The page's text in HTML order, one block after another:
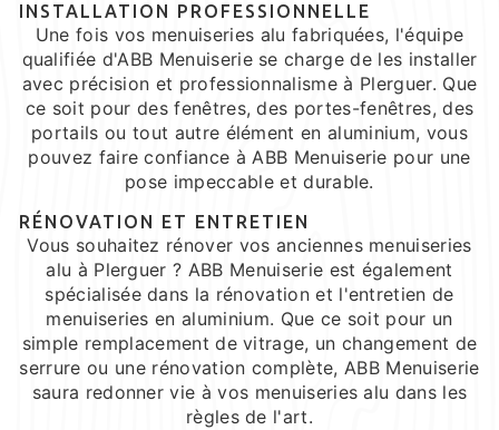
INSTALLATION PROFESSIONNELLE
Une fois vos menuiseries alu fabriquées, l'équipe
qualifiée d'ABB Menuiserie se charge de les installer
avec précision et professionnalisme à Plerguer. Que
ce soit pour des fenêtres, des portes-fenêtres, des
portails ou tout autre élément en aluminium, vous
pouvez faire confiance à ABB Menuiserie pour une
pose impeccable et durable.
RÉNOVATION ET ENTRETIEN
Vous souhaitez rénover vos anciennes menuiseries
alu à Plerguer ? ABB Menuiserie est également
spécialisée dans la rénovation et l'entretien de
menuiseries en aluminium. Que ce soit pour un
simple remplacement de vitrage, un changement de
serrure ou une rénovation complète, ABB Menuiserie
saura redonner vie à vos menuiseries alu dans les
règles de l'art.